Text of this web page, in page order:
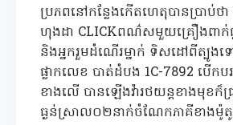
ប្រភពនៅកន្លែងកើតហេតុបានប្រាប់ថ
ហុងដា CLICKពណ៌សមួយគ្រឿងពាក់ផ្
និងអ្នករួមដំណើរម្នាក់ ទិសដៅពីត្បូ
ផ្លាកលេខ បាត់ដំបង 1C-7892 ប
ខាងលើ បានឡើងវ៉ារថយន្តខាងមុ
ធ្ងន់ស្រាល០២នាក់ចំណែកភាគីខាងម៉ូ